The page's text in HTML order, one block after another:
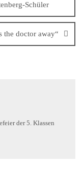
Schüler
the doctor away“
der 5. Klassen